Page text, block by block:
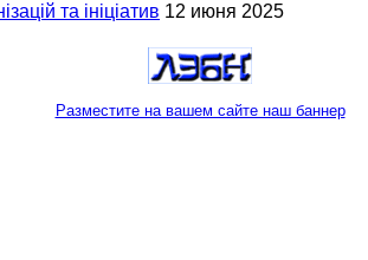
та ініціатив 12 июня 2025
Разместите на вашем сайте наш баннер